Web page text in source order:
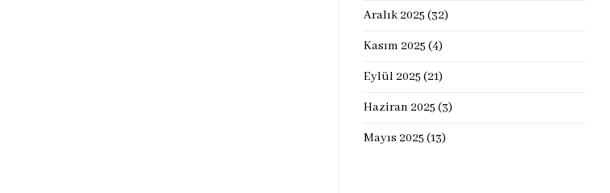
Aralık 2025 (32)
Kasım 2025 (4)
Eylül 2025 (21)
Haziran 2025 (3)
Mayıs 2025 (13)